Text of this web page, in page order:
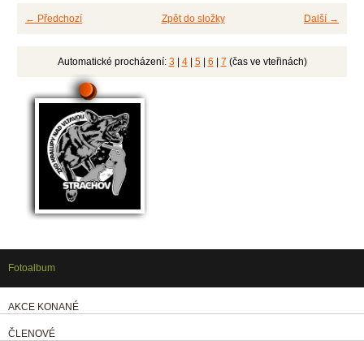
← Předchozí Další →
Zpět do složky
Automatické procházení: 3 4| 5| 6 7 (čas ve vteřinách)
Fotoalbum
AKCE KONANÉ
ČLENOVÉ